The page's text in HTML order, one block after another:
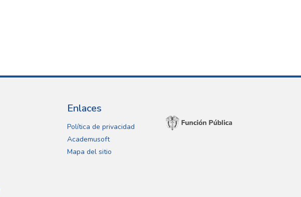
Enlaces
Política de privacidad
Academusoft
Mapa del sitio